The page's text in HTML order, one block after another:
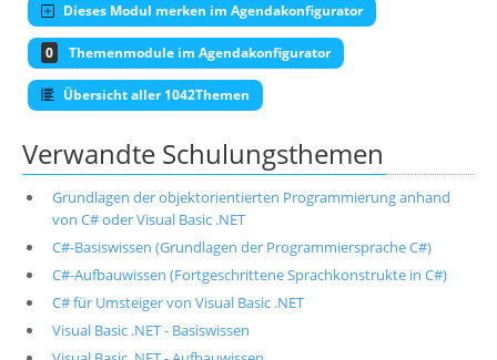
Dieses Modul merken im Agendakonfigurator
0 Themenmodule im Agendakonfigurator
Übersicht aller 1042Themen
Verwandte Schulungsthemen
Grundlagen der objektorientierten Programmierung anhand
von C# oder Visual Basic .NET
C#-Basiswissen (Grundlagen der Programmiersprache C#)
C#-Aufbauwissen (Fortgeschrittene Sprachkonstrukte in C#)
C# für Umsteiger von Visual Basic .NET
Visual Basic .NET - Basiswissen